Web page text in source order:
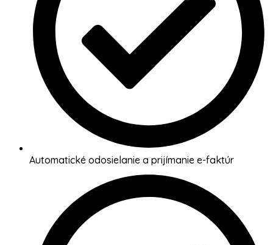
Automatické odosielanie a prijímanie e-faktúr